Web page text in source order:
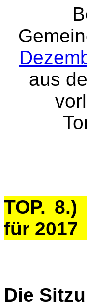
aus
TOP.
für 2017
Die